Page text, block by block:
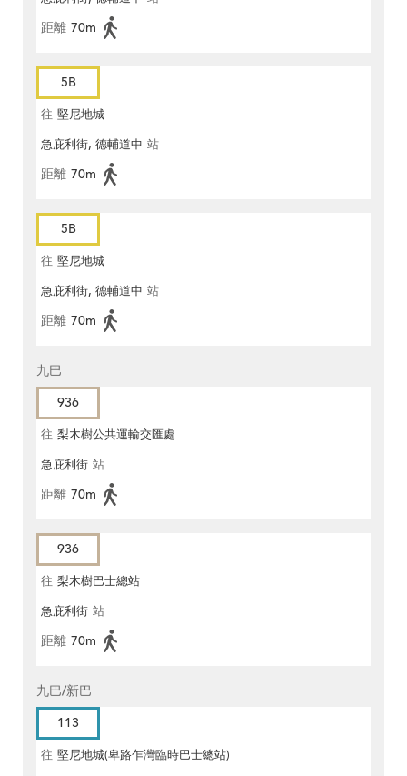
距離 70m
5B
往 堅尼地城
急庇利街, 德輔道中 站
距離 70m
5B
往 堅尼地城
急庇利街, 德輔道中 站
距離 70m
九巴
936
往 梨木樹公共運輸交匯處
急庇利街 站
距離 70m
936
往 梨木樹巴士總站
急庇利街 站
距離 70m
九巴/新巴
113
往 堅尼地城(卑路乍灣臨時巴士總站)